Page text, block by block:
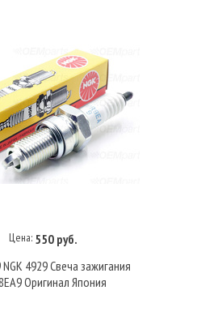
В корзину
Цена: 550 руб.
NGK 4929 Свеча зажигания
Оригинал Япония